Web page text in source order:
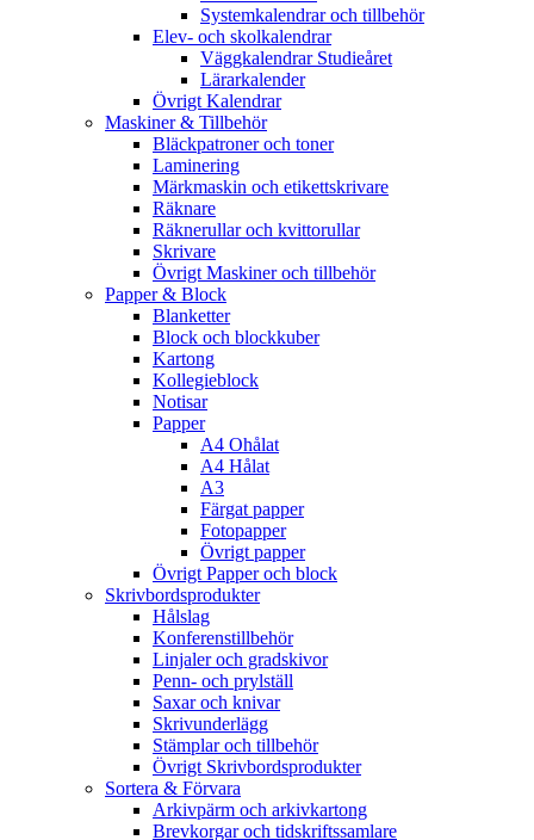
Systemkalendrar och tillbehör
Elev- och skolkalendrar
Väggkalendrar Studieåret
Lärarkalender
Övrigt Kalendrar
Maskiner & Tillbehör
Bläckpatroner och toner
Laminering
Märkmaskin och etikettskrivare
Räknare
Räknerullar och kvittorullar
Skrivare
Övrigt Maskiner och tillbehör
Papper & Block
Blanketter
Block och blockkuber
Kartong
Kollegieblock
Notisar
Papper
A4 Ohålat
A4 Hålat
A3
Färgat papper
Fotopapper
Övrigt papper
Övrigt Papper och block
Skrivbordsprodukter
Hålslag
Konferenstillbehör
Linjaler och gradskivor
Penn- och prylställ
Saxar och knivar
Skrivunderlägg
Stämplar och tillbehör
Övrigt Skrivbordsprodukter
Sortera & Förvara
Arkivpärm och arkivkartong
Brevkorgar och tidskriftssamlare